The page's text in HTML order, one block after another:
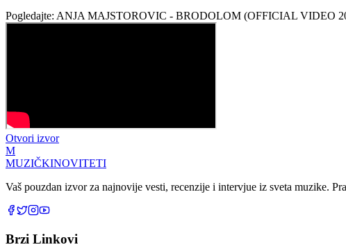
Pogledajte: ANJA MAJSTOROVIC - BRODOLOM (OFFICIAL VIDEO
Otvori izvor
M
MUZIČKINOVITETI
Vaš pouzdan izvor za najnovije vesti, recenzije i intervjue iz sveta muzike.
Brzi Linkovi